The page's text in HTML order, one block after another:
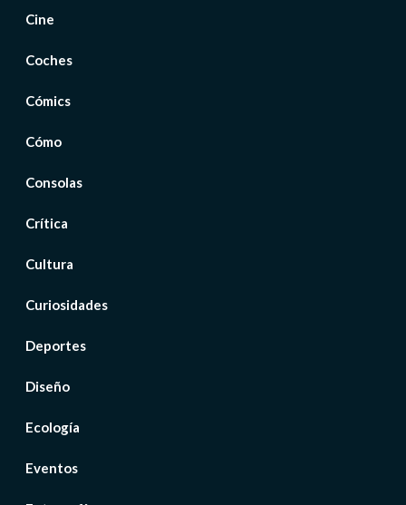
Cine
Coches
Cómics
Cómo
Consolas
Crítica
Cultura
Curiosidades
Deportes
Diseño
Ecología
Eventos